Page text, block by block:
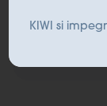
KIWI si